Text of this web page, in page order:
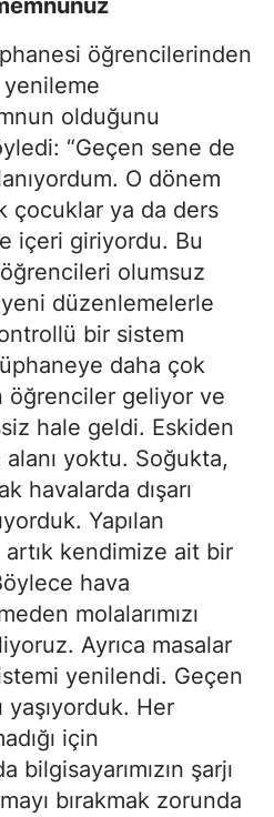
öğrencilerinden
yenileme
olduğunu
“Geçen sene de
O dönem
çocuklar ya da ders
içeri giriyordu. Bu
olumsuz
düzenlemelerle
bir sistem
daha çok
öğrenciler geliyor ve
hale geldi. Eskiden
yoktu. Soğukta,
havalarda dışarı
Yapılan
kendimize ait bir
hava
molalarımızı
Ayrıca masalar
yenilendi. Geçen
yaşıyorduk. Her
için
şarjı
bırakmak zorunda